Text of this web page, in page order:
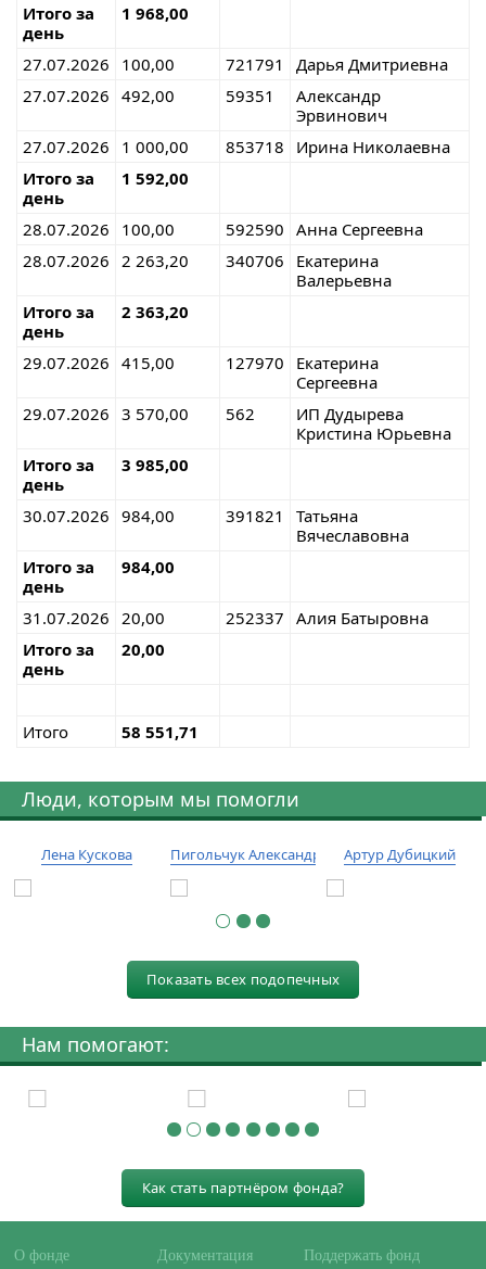
Итого за
день
1 968,00
27.07.2026 100,00 721791
Дарья Дмитриевна
27.07.2026 492,00 59351
Александр
Эрвинович
27.07.2026
1 000,00 853718
Ирина Николаевна
Итого за
день
1 592,00
28.07.2026 100,00 592590 Анна Сергеевна
28.07.2026
2 263,20 340706
Екатерина
Валерьевна
Итого за
день
2 363,20
29.07.2026 415,00 127970
Екатерина
Сергеевна
29.07.2026 3 570,00 562
ИП Дудырева
Кристина Юрьевна
Итого за
день
3 985,00
30.07.2026 984,00 391821
Татьяна
Вячеславовна
Итого за
день
984,00
31.07.2026 20,00 252337 Алия Батыровна
Итого за
день
20,00
Итого 58 551,71
Люди, которым мы помогли
Лена Кускова Пигольчук Александр Артур Дубицкий
Показать всех подопечных
Нам помогают:
Как стать партнёром фонда?
О фонде Документация Поддержать фонд